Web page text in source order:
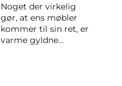
Noget der virkelig
gør, at ens møbler
kommer til sin ret, er
varme gyldne